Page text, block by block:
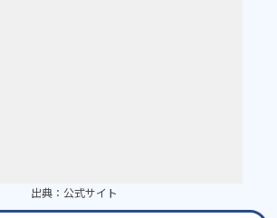
出典： 公式サイト